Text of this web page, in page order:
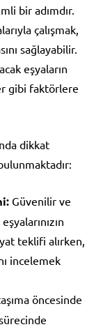
bir adımdır.
çalışmak,
sağlayabilir.
eşyaların
gibi faktörlere
dikkat
Güvenilir ve
teklifi alırken,
incelemek
öncesinde